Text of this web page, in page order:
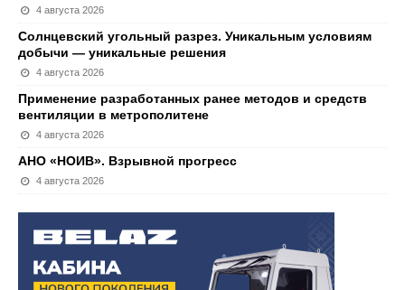
4 августа 2026
Солнцевский угольный разрез. Уникальным условиям
добычи — уникальные решения
4 августа 2026
Применение разработанных ранее методов и средств
вентиляции в метрополитене
4 августа 2026
АНО «НОИВ». Взрывной прогресс
4 августа 2026